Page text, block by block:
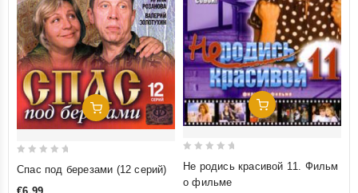
Добавить В Корзину
Спас под березами (12 серий)
Добавить В Корзину
out
Не родись красивой 11. Фильм
о фильме